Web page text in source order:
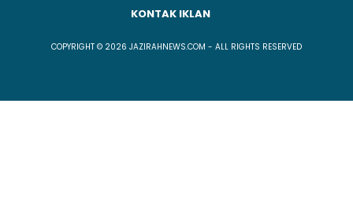
KONTAK IKLAN
COPYRIGHT © 2026 JAZIRAHNEWS.COM - ALL RIGHTS RESERVED